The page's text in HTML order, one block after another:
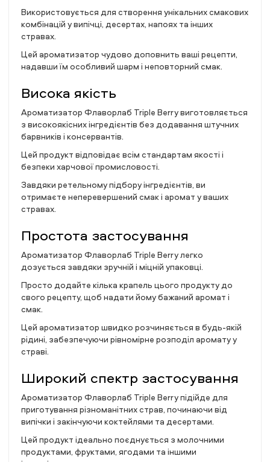
Використовується для створення унікальних смакових
комбінацій у випічці, десертах, напоях та інших
стравах.
Цей ароматизатор чудово доповнить ваші рецепти,
надавши їм особливий шарм і неповторний смак.
Висока якість
Ароматизатор Флаворлаб Triple Berry виготовляється
з високоякісних інгредієнтів без додавання штучних
барвників і консервантів.
Цей продукт відповідає всім стандартам якості і
безпеки харчової промисловості.
Завдяки ретельному підбору інгредієнтів, ви
отримаєте неперевершений смак і аромат у ваших
стравах.
Простота застосування
Ароматизатор Флаворлаб Triple Berry легко
дозується завдяки зручній і міцній упаковці.
Просто додайте кілька крапель цього продукту до
свого рецепту, щоб надати йому бажаний аромат і
смак.
Цей ароматизатор швидко розчиняється в будь-якій
рідині, забезпечуючи рівномірне розподіл аромату у
страві.
Широкий спектр застосування
Ароматизатор Флаворлаб Triple Berry підійде для
приготування різноманітних страв, починаючи від
випічки і закінчуючи коктейлями та десертами.
Цей продукт ідеально поєднується з молочними
продуктами, фруктами, ягодами та іншими